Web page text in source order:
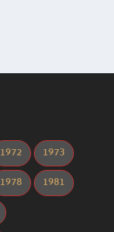
1972
1973
1978
1981